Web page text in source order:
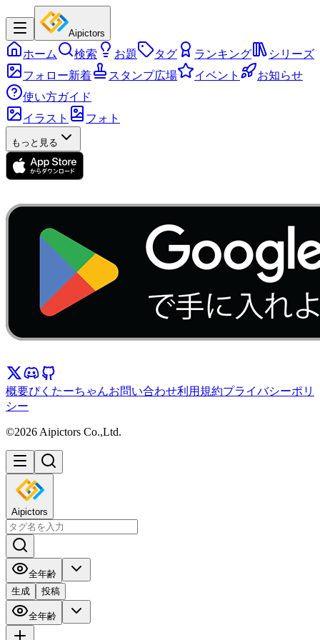
Aipictors
ホーム 検索 お題 タグ ランキング
シリーズ
フォロー新着
スタンプ広場 イベント
お知らせ
使い方ガイド
イラスト
フォト
もっと見る
概要ぴくたーちゃんお問い合わせ利用規約プライバシーポリ
シー
©2026 Aipictors Co.,Ltd.
Aipictors
全年齢
生成
投稿
全年齢